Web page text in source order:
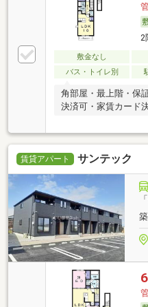
2
敷金なし
バス・トイレ別
角部屋・最上階・保
決済可・家賃カード
賃貸アパート サンテック